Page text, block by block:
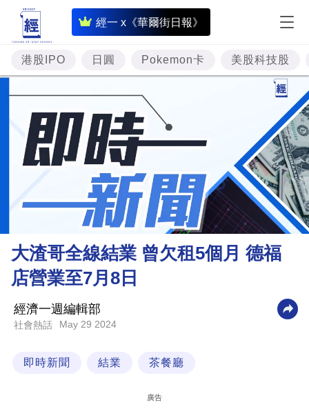
經一 x《華爾街日報》
即
時
財
經
專
題
投
資
樓
市
財
商
業
科
港股IPO 日圓 Pokemon卡 美股科技股
大渣哥全線結業 曾欠租5個月 德福
店營業至7月8日
經濟一週編輯部
社會熱話 May 29 2024
即時新聞 結業 茶餐廳
廣告